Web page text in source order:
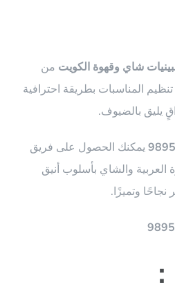
شاي وقهوة الكويت من
المناسبات بطريقة احترافية
يليق بالضيوف.
يمكنك الحصول على فريق
والشاي بأسلوب أنيق
وتميزًا.
: